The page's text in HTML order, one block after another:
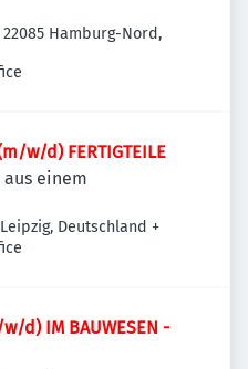
Hamburg-Nord,
w/d) FERTIGTEILE
einem
Deutschland +
w/d) IM BAUWESEN -